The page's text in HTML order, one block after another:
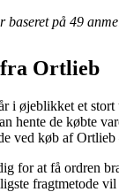
baseret på 49
Ortlieb
i øjeblikket et
hente de købte
ved køb af
for at få ordren
fragtmetode